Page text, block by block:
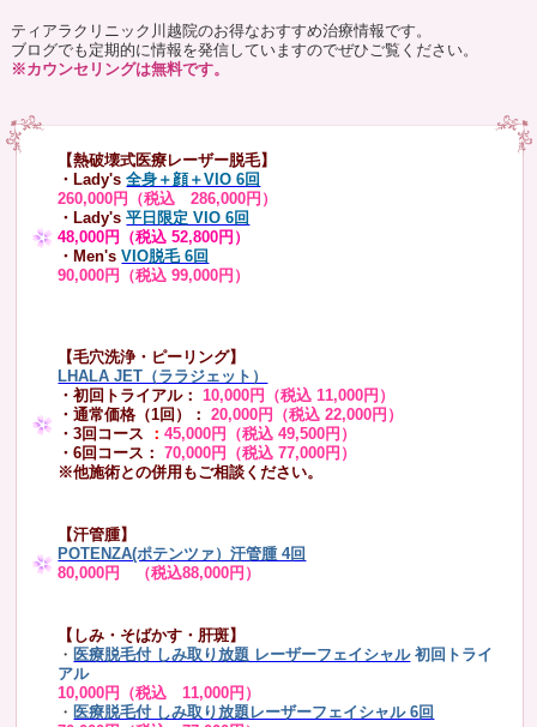
ティアラクリニック川越院のお得なおすすめ治療情報です。
ブログでも定期的に情報を発信していますのでぜひご覧ください。
※カウンセリングは無料です。
【熱破壊式医療レーザー脱毛】
・Lady's 全身＋顔＋VIO 6回
260,000円（税込 286,000円）
・Lady's平日限定 VIO 6回
48,000円（税込 52,800円）
・Men's VIO脱毛 6回
90,000円（税込 99,000円）
【毛穴洗浄・ピーリング】
LHALA JET（ララジェット）
・初回トライアル：10,000円（税込 11,000円）
・通常価格（1回）：
20,000円（税込 22,000円）
・3回コース ：45,000円（税込 49,500円）
・6回コース：
70,000円（税込 77,000円）
※他施術との併用もご相談ください。
【汗管腫】
POTENZA(ポテンツァ）汗管腫 4回
80,000円 （税込88,000円）
【しみ・そばかす・肝斑】
・ 医療脱毛付 しみ取り放題 レーザーフェイシャル 初回トライ
アル
10,000円（税込 11,000円）
・ 医療脱毛付 しみ取り放題レーザーフェイシャル 6回